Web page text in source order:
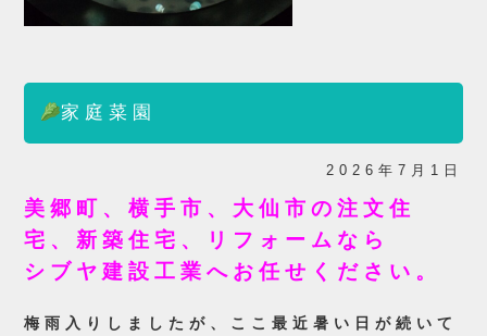
家庭菜園
2026年7月1日
美郷町、横手市、大仙市の注文住
宅、新築住宅、リフォームなら
シブヤ建設工業へお任せください。
梅雨入りしましたが、ここ最近暑い日が続いて